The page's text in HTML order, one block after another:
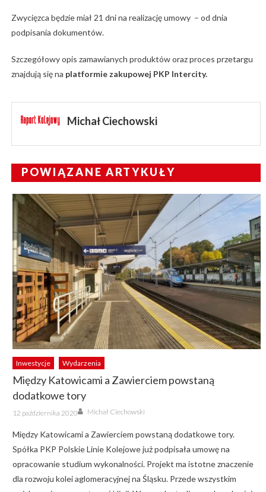
Zwycięzca będzie miał 21 dni na realizację umowy – od dnia
podpisania dokumentów.
Szczegółowy opis zamawianych produktów oraz proces przetargu
znajdują się na platformie zakupowej PKP Intercity.
Michał Ciechowski
POWIĄZANE ARTYKUŁY
Inwestycje Wydarzenia
Między Katowicami a Zawierciem powstaną
dodatkowe tory
Posted
on
12 października 2020 Author
Michał Ciechowski
Między Katowicami a Zawierciem powstaną dodatkowe tory.
Spółka PKP Polskie Linie Kolejowe już podpisała umowę na
opracowanie studium wykonalności. Projekt ma istotne znaczenie
dla rozwoju kolei aglomeracyjnej na Śląsku. Przede wszystkim